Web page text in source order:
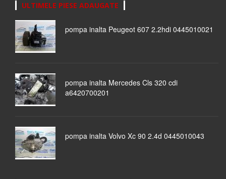
ULTIMELE PIESE ADAUGATE
pompa inalta Peugeot 607 2.2hdi 0445010021
pompa inalta Mercedes Cls 320 cdi
a6420700201
pompa inalta Volvo Xc 90 2.4d 0445010043